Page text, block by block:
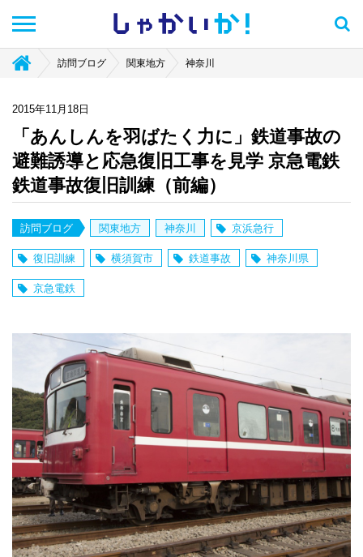
しゃかい か！
訪問ブログ 関東地方 神奈川
2015年11月18日
「あんしんを羽ばたく力に」鉄道事故の
避難誘導と応急復旧工事を見学 京急電鉄
鉄道事故復旧訓練（前編）
訪問ブログ 関東地方 神奈川 京浜急行
復旧訓練 横須賀市 鉄道事故 神奈川県
京急電鉄